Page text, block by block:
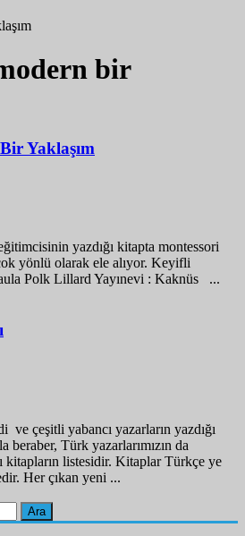
bir
Yaklaşım
yazdığı kitapta montessori
yönlü olarak ele alıyor. Keyifli
Polk Lillard Yayınevi : Kaknüs ...
çeşitli yabancı yazarların yazdığı
Türk yazarlarımızın da
kitapların listesidir. Kitaplar Türkçe ye
Her çıkan yeni ...